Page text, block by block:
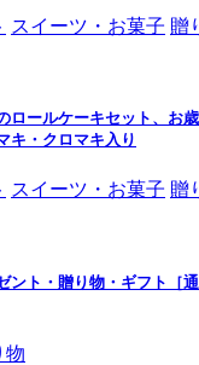
スイーツ・お菓子 贈
ロールケーキセット、お
キ・クロマキ入り
スイーツ・お菓子 贈
ント・贈り物・ギフト［
物